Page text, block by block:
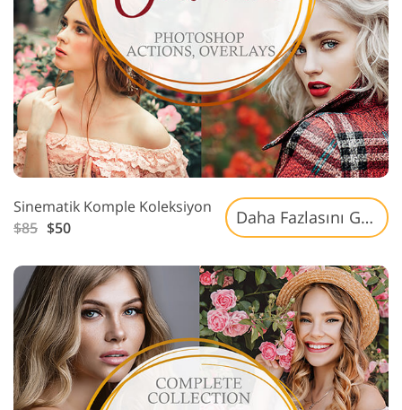
Sinematik Komple Koleksiyon
$85 $50
Daha Fazlasını Gör »